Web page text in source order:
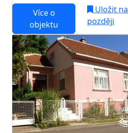
Více o
objektu
Uložit na
později